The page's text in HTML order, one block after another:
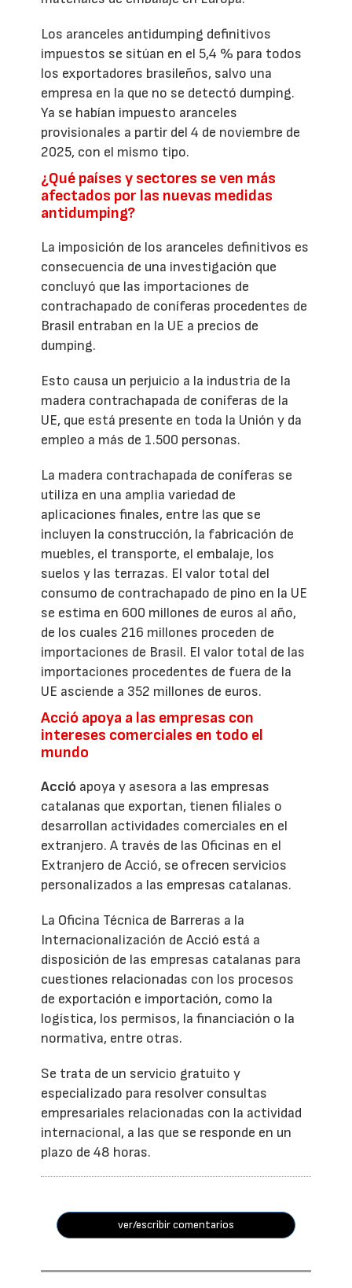
Los aranceles antidumping definitivos
impuestos se sitúan en el 5,4 % para todos
los exportadores brasileños, salvo una
empresa en la que no se detectó dumping.
Ya se habían impuesto aranceles
provisionales a partir del 4 de noviembre de
2025, con el mismo tipo.
¿Qué países y sectores se ven más
afectados por las nuevas medidas
antidumping?
La imposición de los aranceles definitivos es
consecuencia de una investigación que
concluyó que las importaciones de
contrachapado de coníferas procedentes de
Brasil entraban en la UE a precios de
dumping.
Esto causa un perjuicio a la industria de la
madera contrachapada de coníferas de la
UE, que está presente en toda la Unión y da
empleo a más de 1.500 personas.
La madera contrachapada de coníferas se
utiliza en una amplia variedad de
aplicaciones finales, entre las que se
incluyen la construcción, la fabricación de
muebles, el transporte, el embalaje, los
suelos y las terrazas. El valor total del
consumo de contrachapado de pino en la UE
se estima en 600 millones de euros al año,
de los cuales 216 millones proceden de
importaciones de Brasil. El valor total de las
importaciones procedentes de fuera de la
UE asciende a 352 millones de euros.
Acció apoya a las empresas con
intereses comerciales en todo el
mundo
Acció apoya y asesora a las empresas
catalanas que exportan, tienen filiales o
desarrollan actividades comerciales en el
extranjero. A través de las Oficinas en el
Extranjero de Acció, se ofrecen servicios
personalizados a las empresas catalanas.
La Oficina Técnica de Barreras a la
Internacionalización de Acció está a
disposición de las empresas catalanas para
cuestiones relacionadas con los procesos
de exportación e importación, como la
logística, los permisos, la financiación o la
normativa, entre otras.
Se trata de un servicio gratuito y
especializado para resolver consultas
empresariales relacionadas con la actividad
internacional, a las que se responde en un
plazo de 48 horas.
ver/escribir comentarios